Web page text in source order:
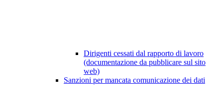
Dirigenti cessati dal rapporto di lavoro
(documentazione da pubblicare sul sito
web)
Sanzioni per mancata comunicazione dei dati